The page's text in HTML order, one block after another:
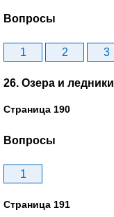
Вопросы
1 2 3
26. Озера и ледники
Страница 190
Вопросы
1
Страница 191